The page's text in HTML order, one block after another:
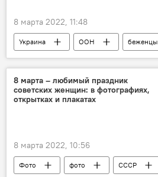
8 марта 2022, 11:48
Украина ООН беженцы
8 марта – любимый праздник
советских женщин: в фотографиях,
открытках и плакатах
8 марта 2022, 10:56
Фото фото
СССР